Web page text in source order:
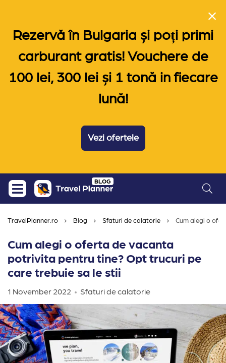
Rezervă în Bulgaria și poți primi
carburant gratis! Vouchere de
100 lei, 300 lei și 1 tonă in fiecare
lună!
Vezi ofertele
Skip
content
BLOG
TravelPlanner.ro Blog Sfaturi de calatorie Cum alegi o
Cum alegi o oferta de vacanta
potrivita pentru tine? Opt trucuri pe
care trebuie sa le stii
1 November 2022 Sfaturi de calatorie